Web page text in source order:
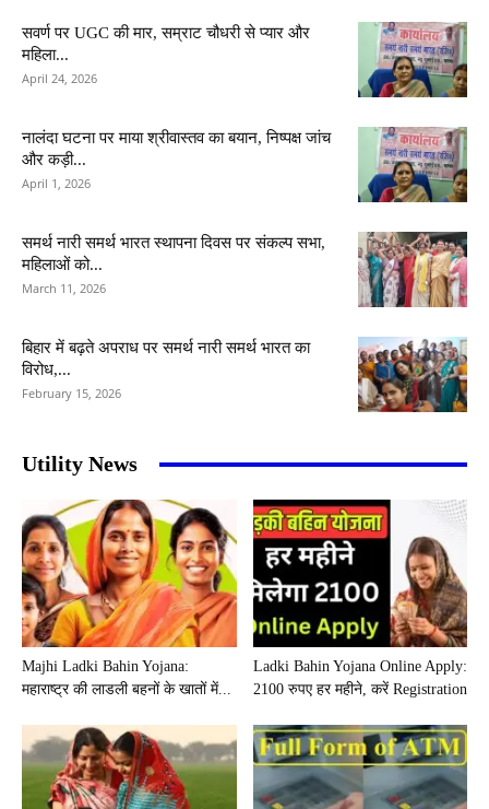
सवर्ण पर UGC की मार, सम्राट चौधरी से प्यार और
महिला...
April 24, 2026
नालंदा घटना पर माया श्रीवास्तव का बयान, निष्पक्ष जांच
और कड़ी...
April 1, 2026
समर्थ नारी समर्थ भारत स्थापना दिवस पर संकल्प सभा,
महिलाओं को...
March 11, 2026
बिहार में बढ़ते अपराध पर समर्थ नारी समर्थ भारत का
विरोध,...
February 15, 2026
Utility News
Majhi Ladki Bahin Yojana:
महाराष्ट्र की लाडली बहनों के खातों में...
Ladki Bahin Yojana Online Apply:
2100 रुपए हर महीने, करें Registration